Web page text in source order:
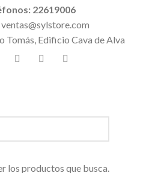
22619006
ventas@sylstore.com
Tomás, Edificio Cava de Alva
los productos que busca.